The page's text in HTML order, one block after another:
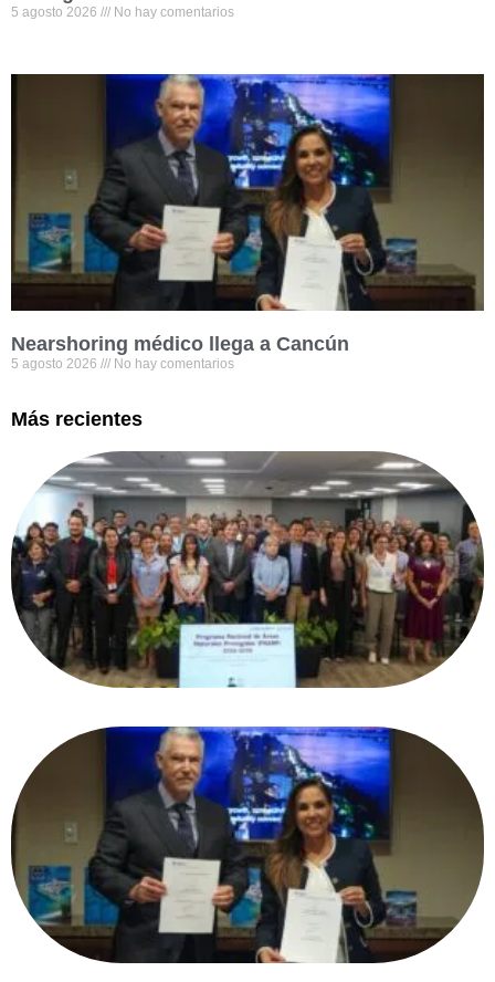
5 agosto 2026 No hay comentarios
Nearshoring médico llega a Cancún
5 agosto 2026 No hay comentarios
Más recientes